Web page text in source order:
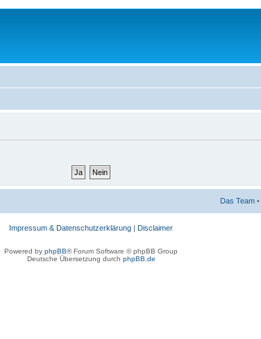
Das Team •
Impressum & Datenschutzerklärung | Disclaimer
Powered by phpBB® Forum Software © phpBB Group
Deutsche Übersetzung durch phpBB.de